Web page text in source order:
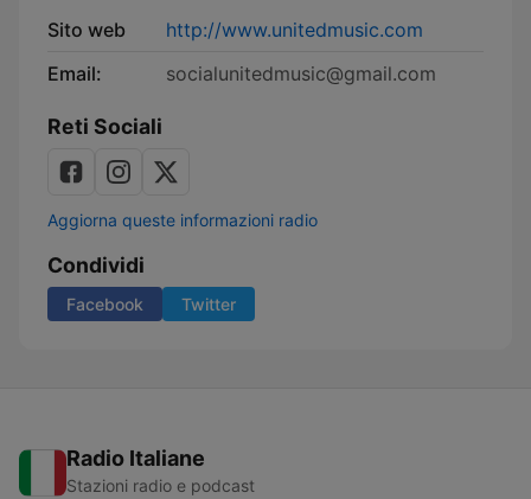
Sito web
http://www.unitedmusic.com
Email:
socialunitedmusic@gmail.com
Reti Sociali
Aggiorna queste informazioni radio
Condividi
Facebook Twitter
Radio Italiane
Stazioni radio e podcast